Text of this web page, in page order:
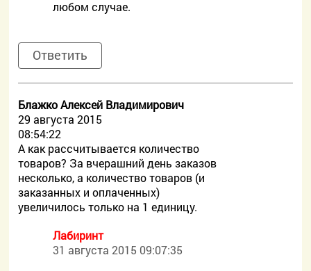
любом случае.
Ответить
Блажко Алексей Владимирович
29 августа 2015
08:54:22
А как рассчитывается количество
товаров? За вчерашний день заказов
несколько, а количество товаров (и
заказанных и оплаченных)
увеличилось только на 1 единицу.
Лабиринт
31 августа 2015 09:07:35